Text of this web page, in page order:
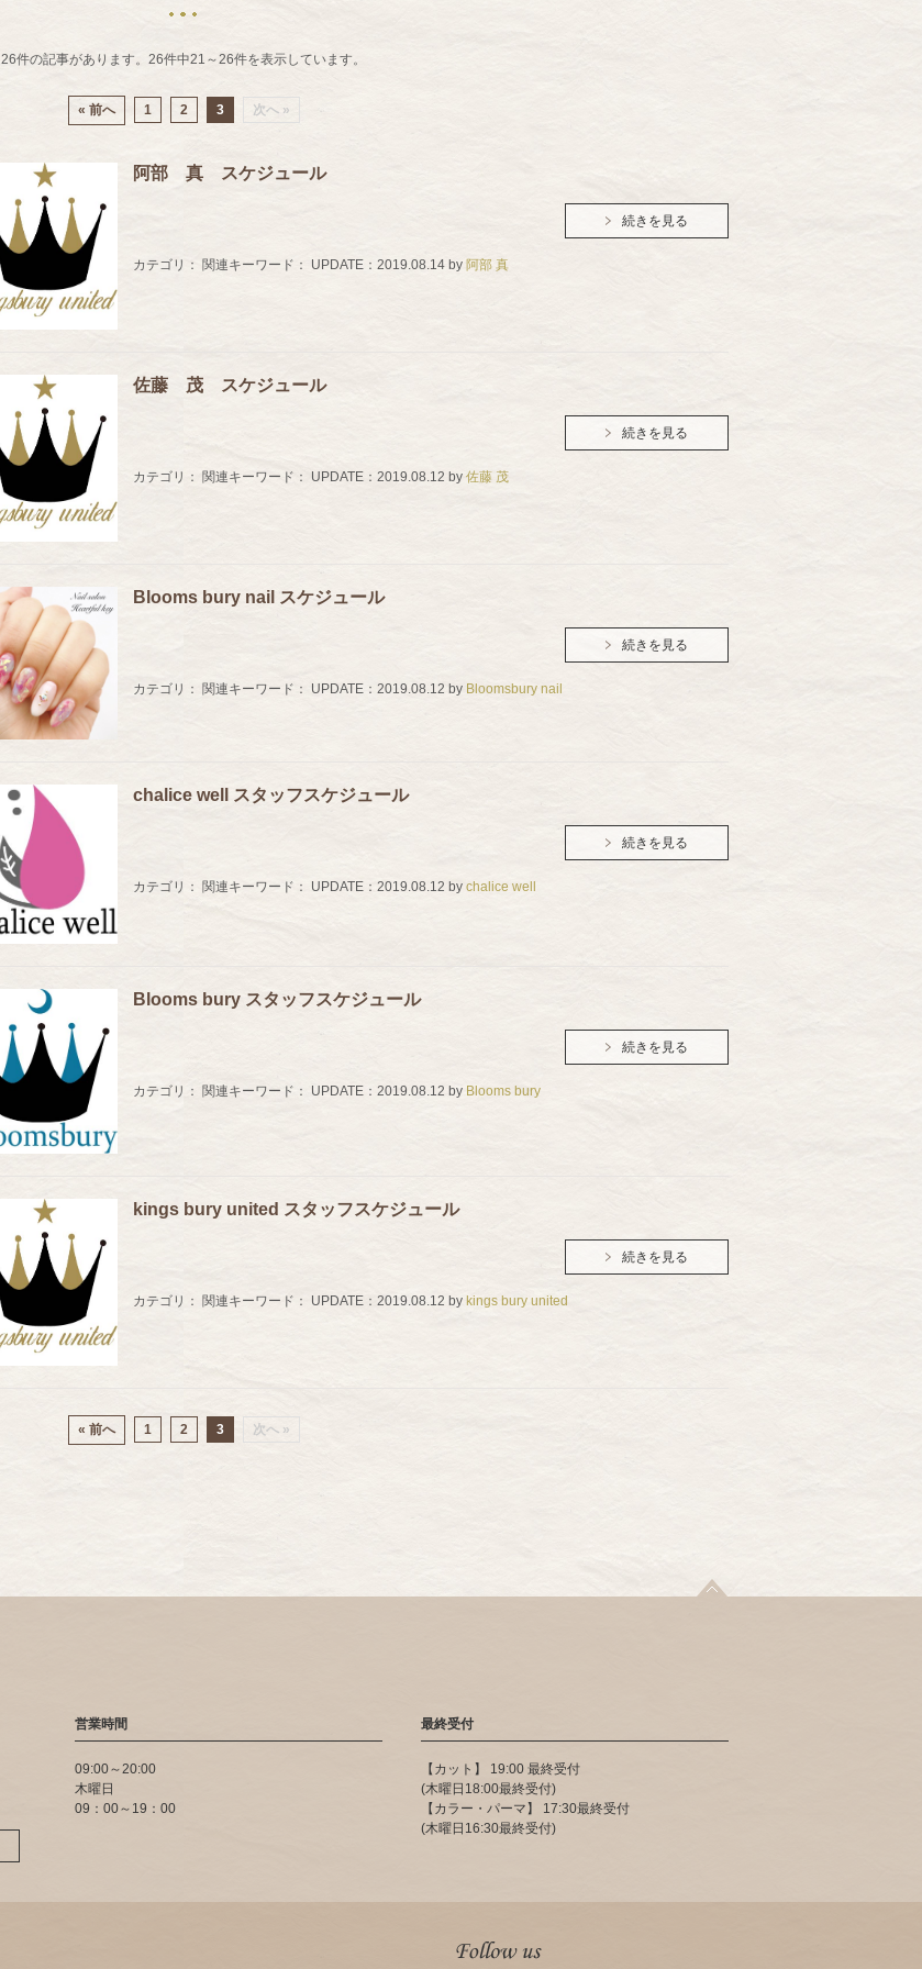
26件の記事があります。 26件中21～26件を表示しています。
« 前へ 1 2 3 次へ »
阿部 真 スケジュール
続きを見る
カテゴリ： 関連キーワード： UPDATE：2019.08.14 by 阿部 真
佐藤 茂 スケジュール
続きを見る
カテゴリ： 関連キーワード： UPDATE：2019.08.12 by佐藤 茂
Blooms bury nail スケジュール
続きを見る
カテゴリ： 関連キーワード： UPDATE：2019.08.12 by Bloomsbury nail
chalice well スタッフスケジュール
続きを見る
カテゴリ： 関連キーワード： UPDATE：2019.08.12 bychalice well
Blooms bury スタッフスケジュール
続きを見る
カテゴリ： 関連キーワード： UPDATE：2019.08.12 by Blooms bury
kings bury united スタッフスケジュール
続きを見る
カテゴリ： 関連キーワード： UPDATE：2019.08.12 by kings bury united
« 前へ 1 2 3 次へ »
営業時間
09:00～20:00
木曜日
09：00～19：00
最終受付
【カット】 19:00 最終受付
(木曜日18:00最終受付)
【カラー・パーマ】 17:30最終受付
(木曜日16:30最終受付)